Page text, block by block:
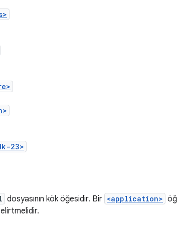
23>
dosyasının kök öğesidir. Bir <application>